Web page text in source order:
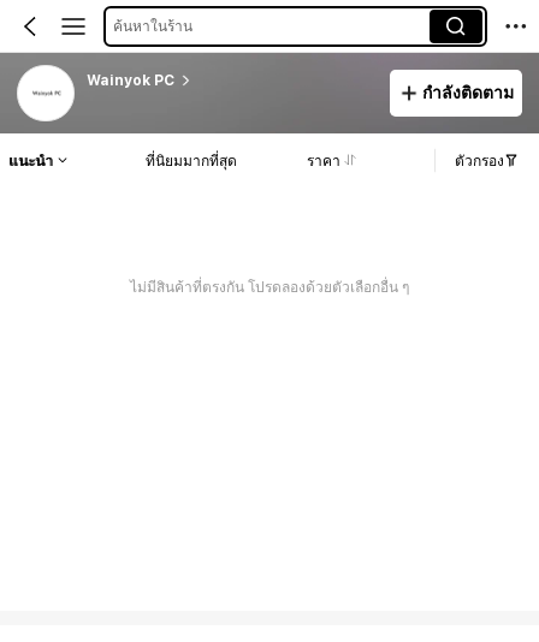
ค้นหาในร้าน
Wainyok PC
กำลังติดตาม
แนะนำ ที่นิยมมากที่สุด ราคา ตัวกรอง
ไม่มีสินค้าที่ตรงกัน โปรดลองด้วยตัวเลือกอื่น ๆ